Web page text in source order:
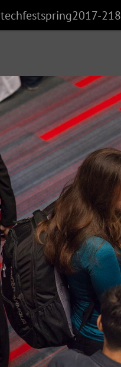
techfestspring2017-218